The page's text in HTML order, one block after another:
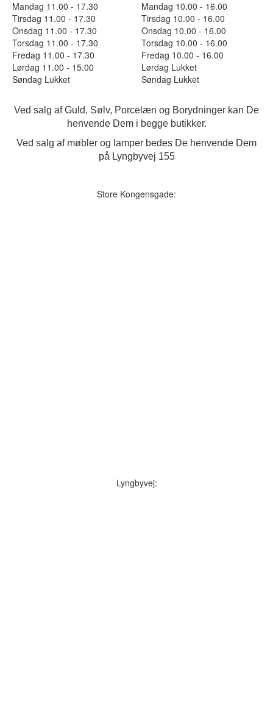
Mandag 11.00 - 17.30
Mandag 10.00 - 16.00
Tirsdag 11.00 - 17.30
Tirsdag 10.00 - 16.00
Onsdag 11.00 - 17.30
Onsdag 10.00 - 16.00
Torsdag 11.00 - 17.30
Torsdag 10.00 - 16.00
Fredag 11.00 - 17.30
Fredag 10.00 - 16.00
Lørdag 11.00 - 15.00
Lørdag Lukket
Søndag Lukket
Søndag Lukket
Ved salg af Guld, Sølv, Porcelæn og Borydninger kan De
henvende Dem i begge butikker.
Ved salg af møbler og lamper bedes De henvende Dem
på Lyngbyvej 155
Store Kongensgade:
Lyngbyvej: